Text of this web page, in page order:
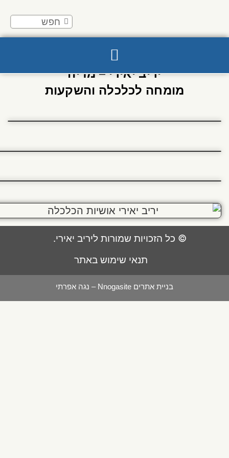
יריב יאירי – מדיה
מומחה לכלכלה והשקעות
© כל הזכויות שמורות ליריב יאירי.
תנאי שימוש באתר
בניית אתרים Nnogasite – נגה אפרתי